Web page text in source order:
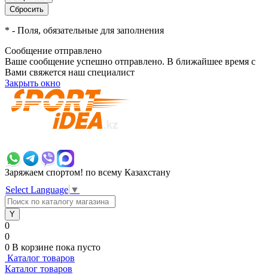
* - Поля, обязательные для заполнения
Сообщение отправлено
Ваше сообщение успешно отправлено. В ближайшее время с
Вами свяжется наш специалист
Закрыть окно
Заряжаем спортом! по всему Казахстану
Select Language ▼
0
0
0 В корзине пока пусто
Каталог товаров
Каталог товаров